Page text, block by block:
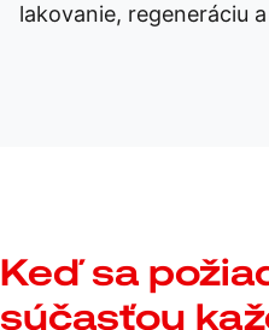
lakovanie, regeneráciu
Keď sa
súčasťou